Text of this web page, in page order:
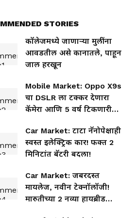
STORIES
कॉलेजमध्ये जाणाऱ्या मुलींना
आवडतील असे कानातले, पाहून
जाल हरखून
Mobile Market: Oppo X9s
चा DSLR ला टक्कर देणारा
कॅमेरा आणि 5 वर्ष टिकणारी
Car Market: टाटा नॅनोपेक्षाही
स्वस्त इलेक्ट्रिक कार! फक्त 2
मिनिटांत बॅटरी बदला!
Car Market: जबरदस्त
मायलेज, नवीन टेक्नॉलॉजी!
मारुतीच्या 2 नव्या हायब्रीड